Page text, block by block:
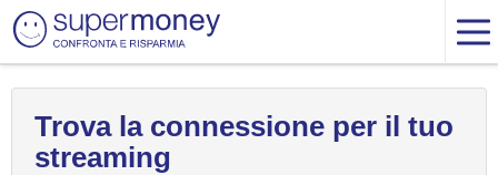
Trova la connessione per il tuo
streaming